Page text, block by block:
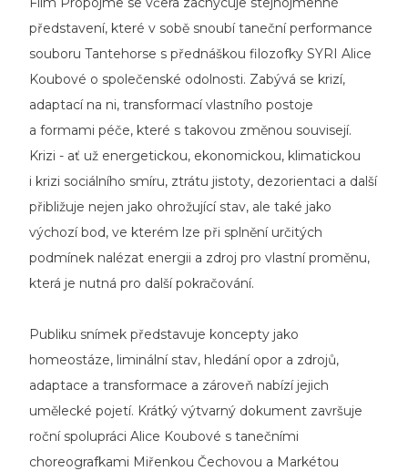
představení, které v sobě snoubí taneční performance
souboru Tantehorse s přednáškou filozofky SYRI Alice
Koubové o společenské odolnosti. Zabývá se krizí,
adaptací na ni, transformací vlastního postoje
a formami péče, které s takovou změnou souvisejí.
Krizi - ať už energetickou, ekonomickou, klimatickou
i krizi sociálního smíru, ztrátu jistoty, dezorientaci a další
přibližuje nejen jako ohrožující stav, ale také jako
výchozí bod, ve kterém lze při splnění určitých
podmínek nalézat energii a zdroj pro vlastní proměnu,
která je nutná pro další pokračování.
Publiku snímek představuje koncepty jako
homeostáze, liminální stav, hledání opor a zdrojů,
adaptace a transformace a zároveň nabízí jejich
umělecké pojetí. Krátký výtvarný dokument završuje
roční spolupráci Alice Koubové s tanečními
choreografkami Miřenkou Čechovou a Markétou